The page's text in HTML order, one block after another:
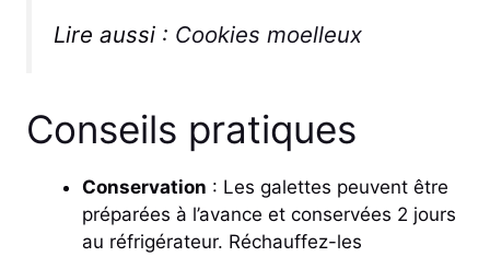
Lire aussi : Cookies moelleux
Conseils pratiques
Conservation : Les galettes peuvent être
préparées à l’avance et conservées 2 jours
au réfrigérateur. Réchauffez-les